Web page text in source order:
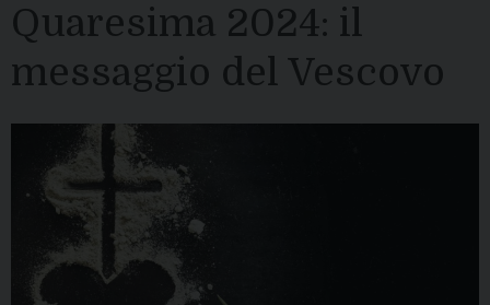
Quaresima 2024: il
messaggio del Vescovo